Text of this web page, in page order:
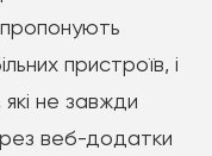
пристроїв, і
не завжди
веб-додатки